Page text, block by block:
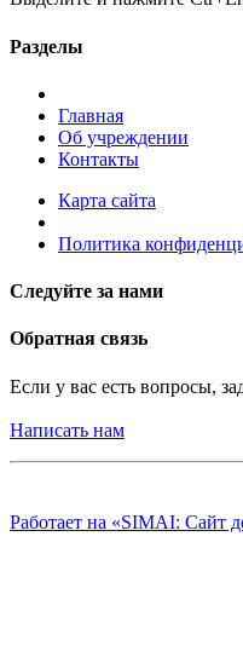
Разделы
Главная
Об учреждении
Контакты
Карта сайта
Политика
Следуйте за нами
Обратная связь
Если у вас есть вопросы,
Написать нам
Работает на «SIMAI: Сайт